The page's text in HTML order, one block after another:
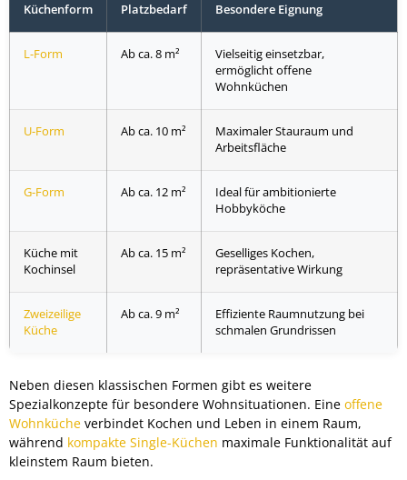
Küchenform Platzbedarf Besondere Eignung
L-Form Ab ca. 8 m²
Vielseitig einsetzbar,
ermöglicht offene
Wohnküchen
U-Form Ab ca. 10 m²
Maximaler Stauraum und
Arbeitsfläche
G-Form Ab ca. 12 m²
Ideal für ambitionierte
Hobbyköche
Küche mit
Kochinsel
Ab ca. 15 m²
Geselliges Kochen,
repräsentative Wirkung
Zweizeilige
Küche
Ab ca. 9 m²
Effiziente Raumnutzung bei
schmalen Grundrissen
Neben diesen klassischen Formen gibt es weitere
Spezialkonzepte für besondere Wohnsituationen. Eine offene
Wohnküche verbindet Kochen und Leben in einem Raum,
während kompakte Single-Küchen maximale Funktionalität auf
kleinstem Raum bieten.